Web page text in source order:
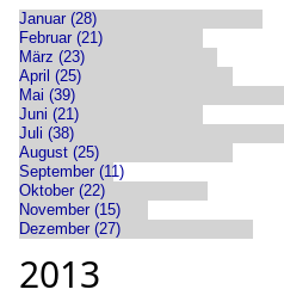
Januar (28)
Februar (21)
März (23)
April (25)
Mai (39)
Juni (21)
Juli (38)
August (25)
September (11)
Oktober (22)
November (15)
Dezember (27)
2013